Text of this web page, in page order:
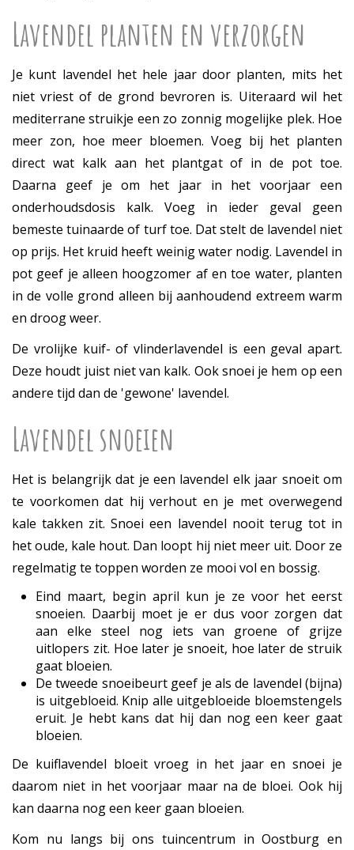
Lavendel planten en verzorgen
Je kunt lavendel het hele jaar door planten, mits het
niet vriest of de grond bevroren is. Uiteraard wil het
mediterrane struikje een zo zonnig mogelijke plek. Hoe
meer zon, hoe meer bloemen. Voeg bij het planten
direct wat kalk aan het plantgat of in de pot toe.
Daarna geef je om het jaar in het voorjaar een
onderhoudsdosis kalk. Voeg in ieder geval geen
bemeste tuinaarde of turf toe. Dat stelt de lavendel niet
op prijs. Het kruid heeft weinig water nodig. Lavendel in
pot geef je alleen hoogzomer af en toe water, planten
in de volle grond alleen bij aanhoudend extreem warm
en droog weer.
De vrolijke kuif- of vlinderlavendel is een geval apart.
Deze houdt juist niet van kalk. Ook snoei je hem op een
andere tijd dan de 'gewone' lavendel.
Lavendel snoeien
Het is belangrijk dat je een lavendel elk jaar snoeit om
te voorkomen dat hij verhout en je met overwegend
kale takken zit. Snoei een lavendel nooit terug tot in
het oude, kale hout. Dan loopt hij niet meer uit. Door ze
regelmatig te toppen worden ze mooi vol en bossig.
Eind maart, begin april kun je ze voor het eerst
snoeien. Daarbij moet je er dus voor zorgen dat
aan elke steel nog iets van groene of grijze
uitlopers zit. Hoe later je snoeit, hoe later de struik
gaat bloeien.
De tweede snoeibeurt geef je als de lavendel (bijna)
is uitgebloeid. Knip alle uitgebloeide bloemstengels
eruit. Je hebt kans dat hij dan nog een keer gaat
bloeien.
De kuiflavendel bloeit vroeg in het jaar en snoei je
daarom niet in het voorjaar maar na de bloei. Ook hij
kan daarna nog een keer gaan bloeien.
Kom nu langs bij ons tuincentrum in Oostburg en